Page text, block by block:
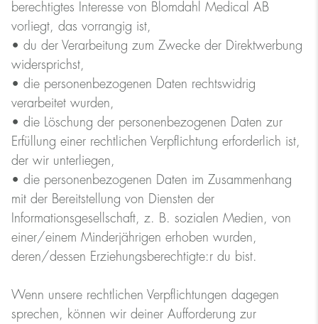
berechtigtes Interesse von Blomdahl Medical AB
vorliegt, das vorrangig ist,
• du der Verarbeitung zum Zwecke der Direktwerbung
widersprichst,
• die personenbezogenen Daten rechtswidrig
verarbeitet wurden,
• die Löschung der personenbezogenen Daten zur
Erfüllung einer rechtlichen Verpflichtung erforderlich ist,
der wir unterliegen,
• die personenbezogenen Daten im Zusammenhang
mit der Bereitstellung von Diensten der
Informationsgesellschaft, z. B. sozialen Medien, von
einer/einem Minderjährigen erhoben wurden,
deren/dessen Erziehungsberechtigte:r du bist.
Wenn unsere rechtlichen Verpflichtungen dagegen
sprechen, können wir deiner Aufforderung zur